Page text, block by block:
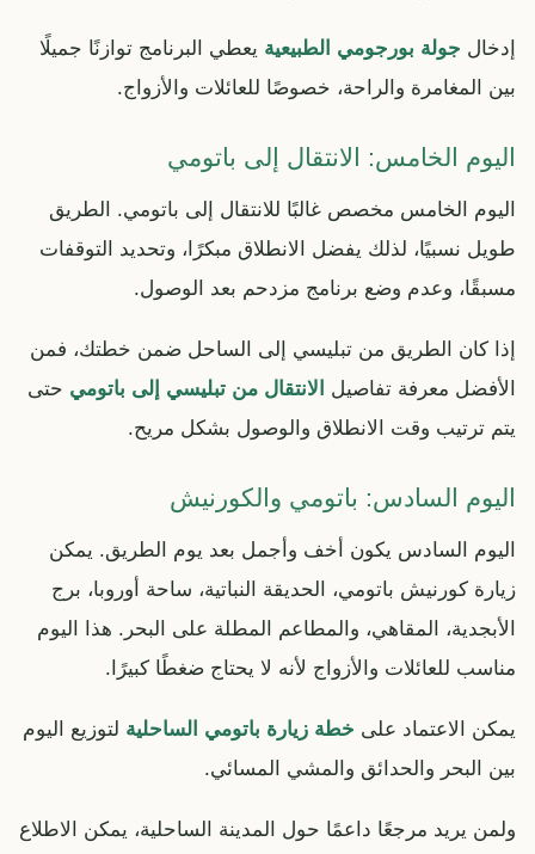
إدخال جولة بورجومي الطبيعية يعطي البرنامج توازنًا جميلًا
بين المغامرة والراحة، خصوصًا للعائلات والأزواج.
اليوم الخامس: الانتقال إلى باتومي
اليوم الخامس مخصص غالبًا للانتقال إلى باتومي. الطريق
طويل نسبيًا، لذلك يفضل الانطلاق مبكرًا، وتحديد التوقفات
مسبقًا، وعدم وضع برنامج مزدحم بعد الوصول.
إذا كان الطريق من تبليسي إلى الساحل ضمن خطتك، فمن
الأفضل معرفة تفاصيل
الانتقال من تبليسي إلى باتومي حتى
يتم ترتيب وقت الانطلاق والوصول بشكل مريح.
اليوم السادس: باتومي والكورنيش
اليوم السادس يكون أخف وأجمل بعد يوم الطريق. يمكن
زيارة كورنيش باتومي، الحديقة النباتية، ساحة أوروبا، برج
الأبجدية، المقاهي، والمطاعم المطلة على البحر. هذا اليوم
مناسب للعائلات والأزواج لأنه لا يحتاج ضغطًا كبيرًا.
يمكن الاعتماد على خطة زيارة باتومي الساحلية لتوزيع اليوم
بين البحر والحدائق والمشي المسائي.
ولمن يريد مرجعًا داعمًا حول المدينة الساحلية، يمكن الاطلاع